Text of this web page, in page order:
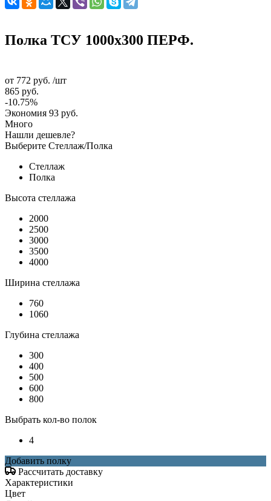
Полка ТСУ 1000x300 ПЕРФ.
от 772 руб. /шт
865 руб.
-10.75%
Экономия 93 руб.
Много
Нашли дешевле?
Выберите Стеллаж/Полка
Стеллаж
Полка
Высота стеллажа
2000
2500
3000
3500
4000
Ширина стеллажа
760
1060
Глубина стеллажа
300
400
500
600
800
Выбрать кол-во полок
4
Добавить полку
Рассчитать доставку
Характеристики
Цвет